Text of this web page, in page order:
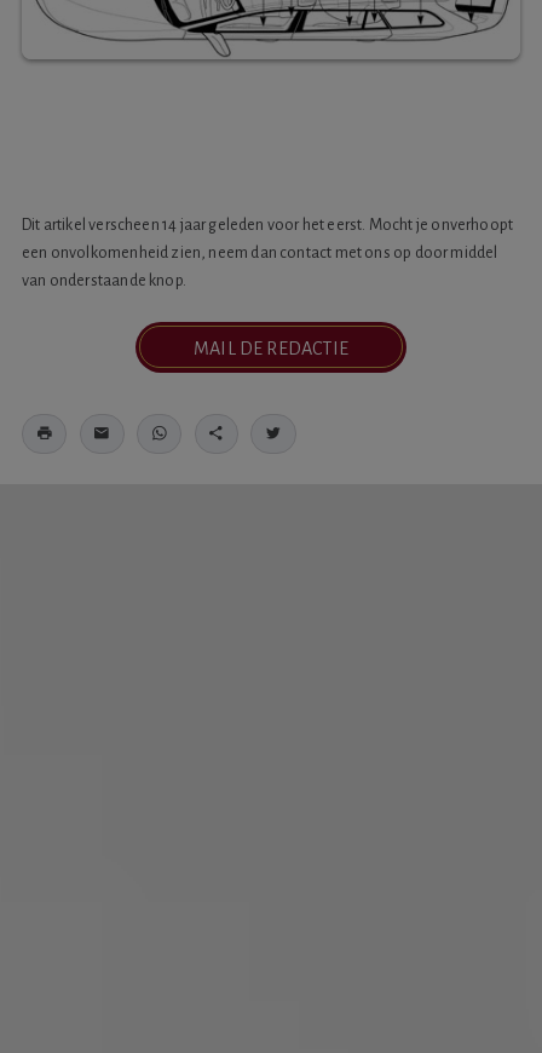
Dit artikel verscheen 14 jaar geleden voor het eerst. Mocht je onverhoopt
een onvolkomenheid zien, neem dan contact met ons op door middel
van onderstaande knop.
MAIL DE REDACTIE